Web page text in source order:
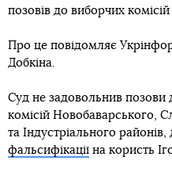
позовів до виборчих
Про це повідомляє
Добкіна.
Суд не задовольнив позови
комісій Новобаварського,
та Індустріального районів,
фальсифікації на користь